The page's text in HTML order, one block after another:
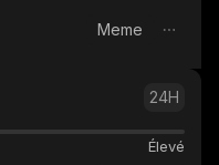
Meme
24H
Élevé